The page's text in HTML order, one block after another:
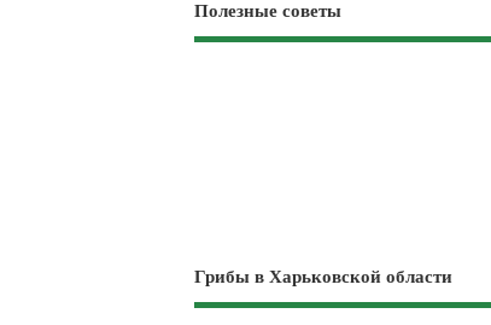
Полезные советы
Грибы в Харьковской области